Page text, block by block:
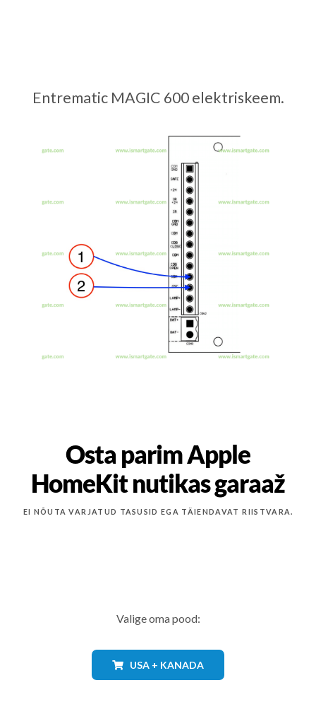
Entrematic MAGIC 600 elektriskeem.
Osta parim Apple
HomeKit nutikas garaaž
EI NÕUTA VARJATUD TASUSID EGA TÄIENDAVAT RIISTVARA.
Valige oma pood:
USA + KANADA